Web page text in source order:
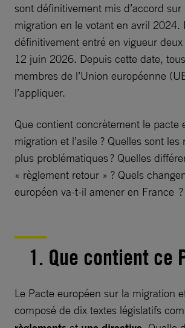
sont définitivement mis d’accord
migration en le votant en avril 2024.
définitivement entré en vigueur
12 juin 2026. Depuis cette date,
membres de l’Union européenne
l’appliquer.
Que contient concrètement le pacte
migration et l’asile ? Quelles sont les
plus problématiques ? Quelles
« règlement retour » ? Quels
européen va-t-il amener en France
1. Que contient ce
Le Pacte européen sur la migration
composé de dix textes législatifs